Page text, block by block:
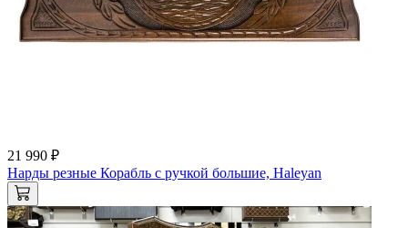
21 990 ₽
Нарды резные Корабль с ручкой большие, Haleyan